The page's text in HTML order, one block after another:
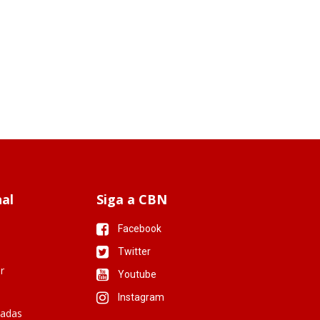
Siga a CBN
Facebook
Twitter
Youtube
Instagram